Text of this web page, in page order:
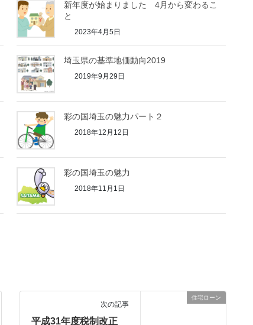
新年度が始まりました 4月から変わるこ
と
2023年4月5日
埼玉県の基準地価動向2019
2019年9月29日
彩の国埼玉の魅力パート２
2018年12月12日
彩の国埼玉の魅力
2018年11月1日
住宅ローン
次の記事
平成31年度税制改正